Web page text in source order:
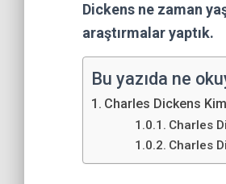
Dickens ne zaman
araştırmalar yaptık.
Bu yazıda ne
Charles Dickens
Charles
Charles